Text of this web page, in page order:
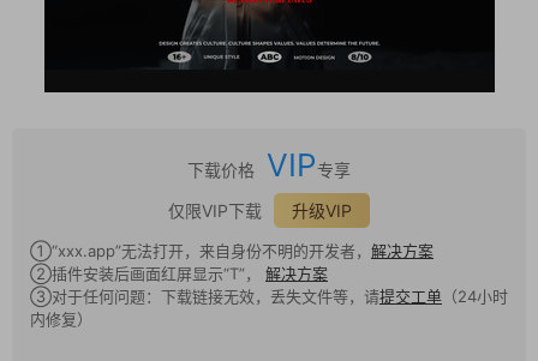
下载价格 VIP专享
仅限VIP下载
升级VIP
①“xxx.app”无法打开，来自身份不明的开发者， 解决方案
②插件安装后画面红屏显示“T”， 解决方案
③对于任何问题：下载链接无效，丢失文件等，请提交工单 （24小时
内修复）